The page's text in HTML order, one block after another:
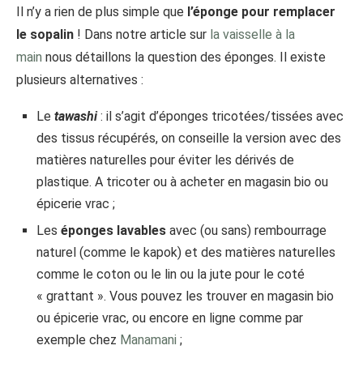
Il n’y a rien de plus simple que l’éponge pour remplacer
le sopalin ! Dans notre article sur la vaisselle à la
main nous détaillons la question des éponges. Il existe
plusieurs alternatives :
Le tawashi: il s’agit d’éponges tricotées/tissées avec
des tissus récupérés, on conseille la version avec des
matières naturelles pour éviter les dérivés de
plastique. A tricoter ou à acheter en magasin bio ou
épicerie vrac ;
Les éponges lavables avec (ou sans) rembourrage
naturel (comme le kapok) et des matières naturelles
comme le coton ou le lin ou la jute pour le coté
« grattant ». Vous pouvez les trouver en magasin bio
ou épicerie vrac, ou encore en ligne comme par
exemple chez Manamani ;